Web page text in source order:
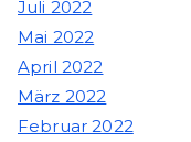
Juli 2022
Mai 2022
April 2022
März 2022
Februar 2022